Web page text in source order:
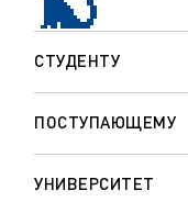
СТУДЕНТУ
ПОСТУПАЮЩЕМУ
УНИВЕРСИТЕТ